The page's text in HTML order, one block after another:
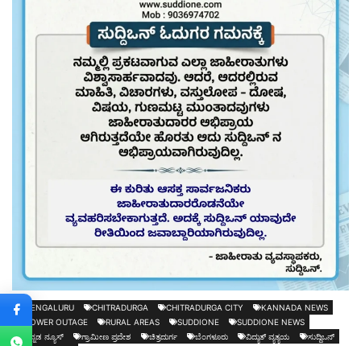
BENGALURU CHITRADURGA CHITRADURGA CITY
KANNADA NEWS
POWER OUTAGE
RURAL AREAS SUDDIONE
SUDDIONE NEWS
ಕನ್ನಡ ನ್ಯೂಸ್
ಗ್ರಾಮೀಣ ಪ್ರದೇಶ ಚಿತ್ರದುರ್ಗ ಬೆಂಗಳೂರು ವಿದ್ಯುತ್ ವ್ಯತ್ಯಯ
ಸುದ್ದಿಒನ್